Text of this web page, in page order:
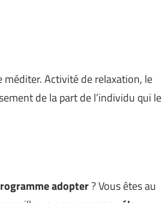
méditer. Activité de relaxation, le
de la part de l’individu qui le
adopter? Vous êtes au